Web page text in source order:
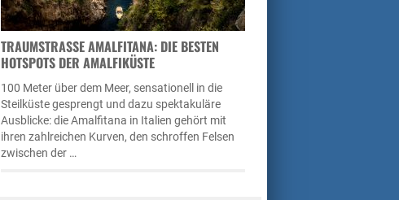
TRAUMSTRASSE AMALFITANA: DIE BESTEN H
OTSPOTS DER AMALFIKÜSTE
100 Meter über dem Meer, sensationell in die
Steilküste gesprengt und dazu spektakuläre
Ausblicke: die Amalfitana in Italien gehört mit
ihren zahlreichen Kurven, den schroffen Felsen
zwischen der …